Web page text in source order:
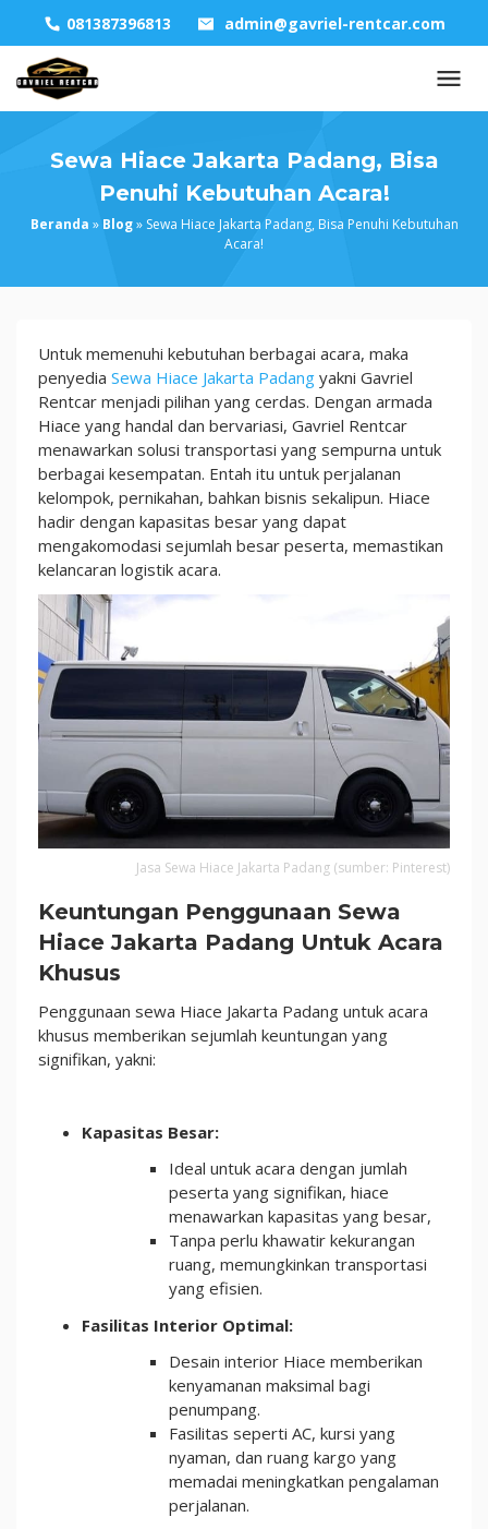
content
081387396813 admin@gavriel-rentcar.com
Sewa Hiace Jakarta Padang, Bisa
Penuhi Kebutuhan Acara!
Beranda » Blog» Sewa Hiace Jakarta Padang, Bisa Penuhi Kebutuhan
Acara!
Sewa
Hiace
Jakarta
Padang,
Bisa
Penuhi
Kebutuhan
Acara!
Untuk memenuhi kebutuhan berbagai acara, maka
penyedia Sewa Hiace Jakarta Padang yakni Gavriel
Rentcar menjadi pilihan yang cerdas. Dengan armada
Hiace yang handal dan bervariasi, Gavriel Rentcar
menawarkan solusi transportasi yang sempurna untuk
berbagai kesempatan. Entah itu untuk perjalanan
kelompok, pernikahan, bahkan bisnis sekalipun. Hiace
hadir dengan kapasitas besar yang dapat
mengakomodasi sejumlah besar peserta, memastikan
kelancaran logistik acara.
Jasa Sewa Hiace Jakarta Padang (sumber: Pinterest)
Keuntungan Penggunaan Sewa
Hiace Jakarta Padang Untuk Acara
Khusus
Penggunaan sewa Hiace Jakarta Padang untuk acara
khusus memberikan sejumlah keuntungan yang
signifikan, yakni:
Kapasitas Besar:
Ideal untuk acara dengan jumlah
peserta yang signifikan, hiace
menawarkan kapasitas yang besar,
Tanpa perlu khawatir kekurangan
ruang, memungkinkan transportasi
yang efisien.
Fasilitas Interior Optimal:
Desain interior Hiace memberikan
kenyamanan maksimal bagi
penumpang.
Fasilitas seperti AC, kursi yang
nyaman, dan ruang kargo yang
memadai meningkatkan pengalaman
perjalanan.